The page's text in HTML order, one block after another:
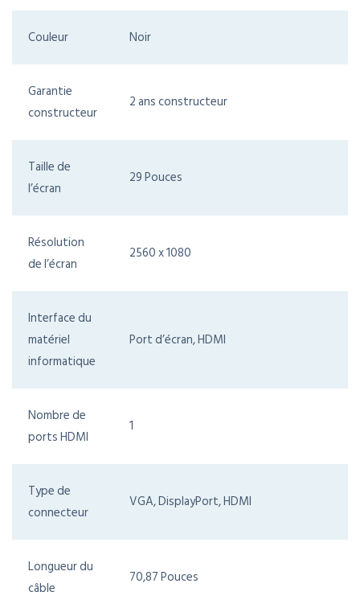
Couleur Noir
Garantie
constructeur
2 ans constructeur
Taille de
l’écran
29 Pouces
Résolution
de l’écran
2560 x 1080
Interface du
matériel
informatique
Port d’écran, HDMI
Nombre de
ports HDMI
1
Type de
connecteur
VGA, DisplayPort, HDMI
Longueur du
câble
70,87 Pouces